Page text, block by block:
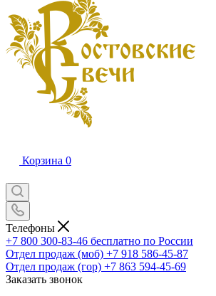
Корзина 0
Телефоны
+7 800 300-83-46 бесплатно по России
Отдел продаж (моб) +7 918 586-45-87
Отдел продаж (гор) +7 863 594-45-69
Заказать звонок